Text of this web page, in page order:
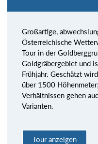
Großartige,
Österreichische
Tour in der
Goldgräbergebiet und
Frühjahr. Geschätzt
über 1500
Verhältnissen gehen
Varianten.
Tour anzeigen